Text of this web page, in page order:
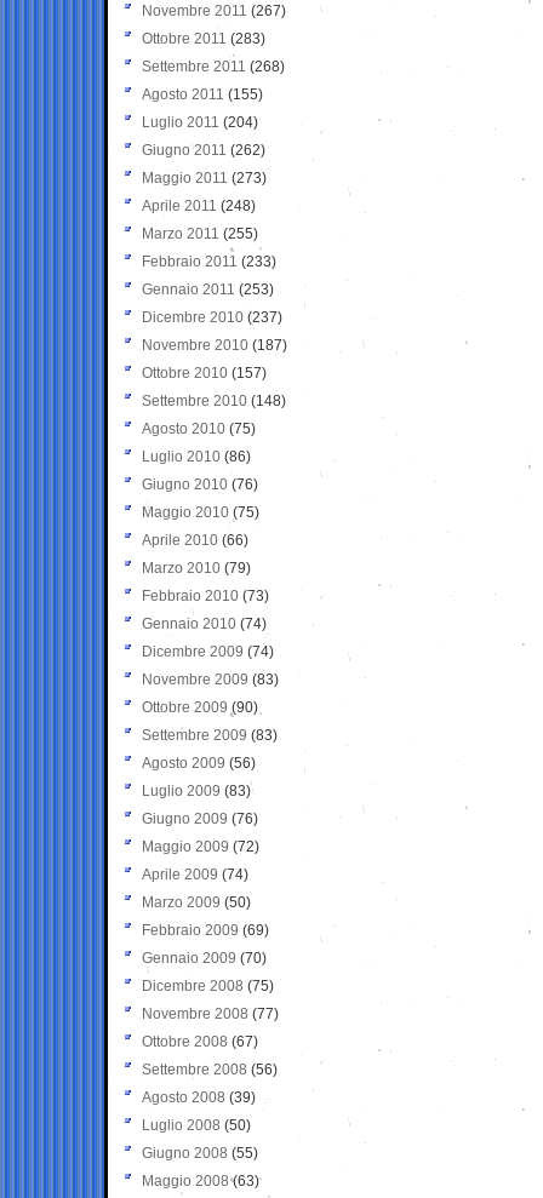
Novembre 2011 (267)
Ottobre 2011 (283)
Settembre 2011 (268)
Agosto 2011 (155)
Luglio 2011 (204)
Giugno 2011 (262)
Maggio 2011 (273)
Aprile 2011 (248)
Marzo 2011 (255)
Febbraio 2011 (233)
Gennaio 2011 (253)
Dicembre 2010 (237)
Novembre 2010 (187)
Ottobre 2010 (157)
Settembre 2010 (148)
Agosto 2010 (75)
Luglio 2010 (86)
Giugno 2010 (76)
Maggio 2010 (75)
Aprile 2010 (66)
Marzo 2010 (79)
Febbraio 2010 (73)
Gennaio 2010 (74)
Dicembre 2009 (74)
Novembre 2009 (83)
Ottobre 2009 (90)
Settembre 2009 (83)
Agosto 2009 (56)
Luglio 2009 (83)
Giugno 2009 (76)
Maggio 2009 (72)
Aprile 2009 (74)
Marzo 2009 (50)
Febbraio 2009 (69)
Gennaio 2009 (70)
Dicembre 2008 (75)
Novembre 2008 (77)
Ottobre 2008 (67)
Settembre 2008 (56)
Agosto 2008 (39)
Luglio 2008 (50)
Giugno 2008 (55)
Maggio 2008(63)